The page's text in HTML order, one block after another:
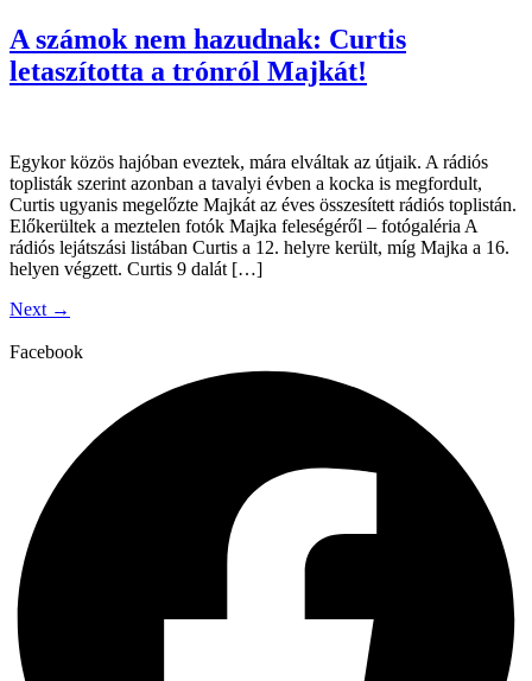
A számok nem hazudnak: Curtis
letaszította a trónról Majkát!
Egykor közös hajóban eveztek, mára elváltak az útjaik. A rádiós
toplisták szerint azonban a tavalyi évben a kocka is megfordult,
Curtis ugyanis megelőzte Majkát az éves összesített rádiós toplistán.
Előkerültek a meztelen fotók Majka feleségéről – fotógaléria A
rádiós lejátszási listában Curtis a 12. helyre került, míg Majka a 16.
helyen végzett. Curtis 9 dalát […]
Next →
Facebook